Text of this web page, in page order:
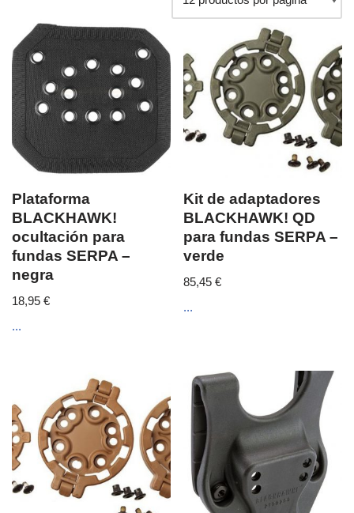
Plataforma
BLACKHAWK!
ocultación para
fundas SERPA –
negra
18,95 €
...
Kit de adaptadores
BLACKHAWK! QD
para fundas SERPA –
verde
85,45€
...